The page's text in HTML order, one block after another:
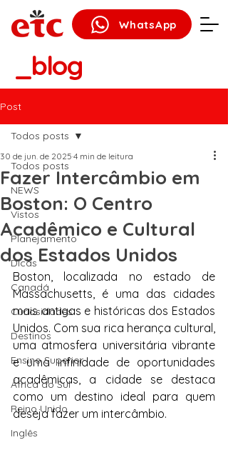
WhatsApp
_blog
Post
Todos posts
NEWS
Vistos
Planejamento
Dicas
Canadá
Curiosidades
Destinos
Ensino Superior
África do Sul
Reino Unido
Inglês
Todos posts
Fazer Intercâmbio em
Boston: O Centro
Acadêmico e Cultural
dos Estados Unidos
30 de jun. de 2025 4 min de leitura
Boston, localizada no estado de
Massachusetts, é uma das cidades
mais antigas e históricas dos Estados
Unidos. Com sua rica herança cultural,
uma atmosfera universitária vibrante
e uma infinidade de oportunidades
acadêmicas, a cidade se destaca
como um destino ideal para quem
deseja fazer um intercâmbio.